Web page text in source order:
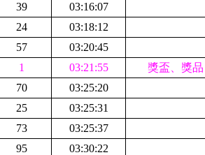
39
03:16:07
24
03:18:12
57
03:20:45
1 03:21:55
獎盃、獎品
70
03:25:20
25
03:25:31
73
03:25:37
95
03:30:22